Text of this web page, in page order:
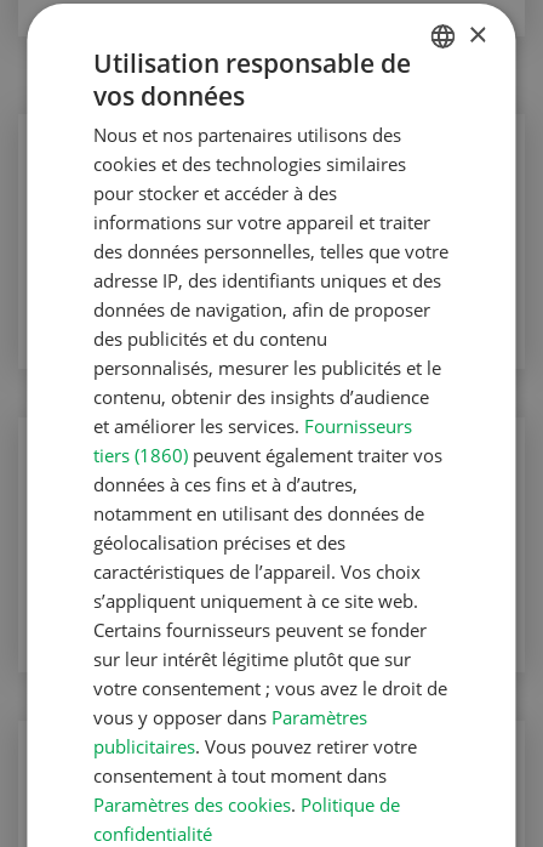
Production végétale
Les silos et les granges à foin
Production végétale
VERS L'ARTICLE
Vie quotidienne
Voyage des lecteurs Afrique du Sud
Vie quotidienne
Vie quotidienne
Cuba – la joie de vivre des îles des
Caraïbes
×
Utilisation responsable de
vos données
Nous et nos partenaires utilisons des
cookies et des technologies similaires
pour stocker et accéder à des
informations sur votre appareil et traiter
des données personnelles, telles que votre
adresse IP, des identifiants uniques et des
données de navigation, afin de proposer
des publicités et du contenu
personnalisés, mesurer les publicités et le
contenu, obtenir des insights d’audience
et améliorer les services. Fournisseurs
tiers (1860) peuvent également traiter vos
données à ces fins et à d’autres,
notamment en utilisant des données de
géolocalisation précises et des
caractéristiques de l’appareil. Vos choix
s’appliquent uniquement à ce site web.
Certains fournisseurs peuvent se fonder
sur leur intérêt légitime plutôt que sur
votre consentement ; vous avez le droit de
vous y opposer dans Paramètres
publicitaires. Vous pouvez retirer votre
consentement à tout moment dans
Paramètres des cookies. Politique de
confidentialité